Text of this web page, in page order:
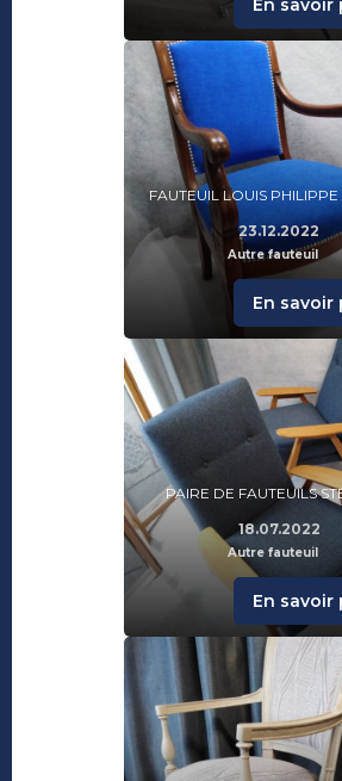
En savoir
FAUTEUIL LOUIS PHILIPPE
23.12.2022
Autre fauteuil
En savoir
PAIRE DE FAUTEUILS
18.07.2022
Autre fauteuil
En savoir